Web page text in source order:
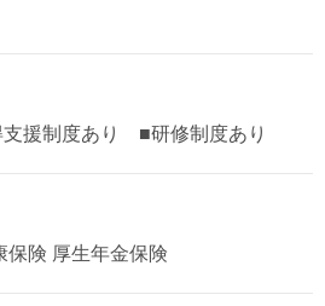
援制度あり ■研修制度あり
保険 厚生年金保険